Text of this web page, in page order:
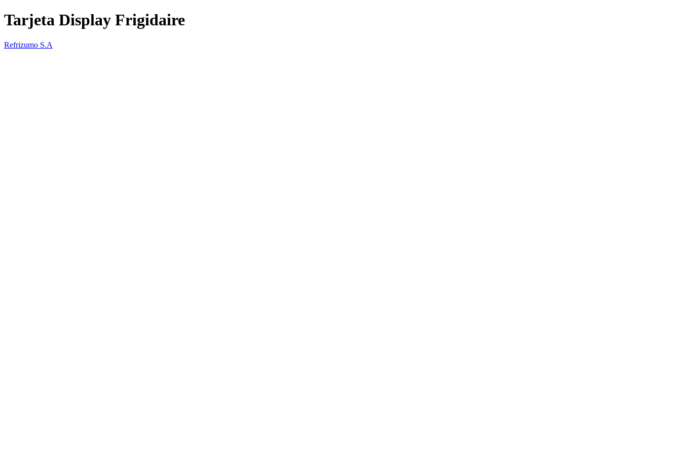
Tarjeta Display Frigidaire
Refrizumo S.A